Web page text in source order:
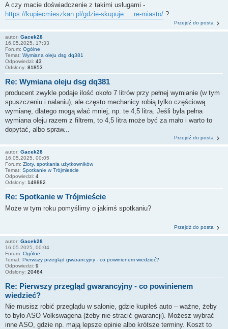
A czy macie doświadczenie z takimi usługami -
https://kupiecmieszkan.pl/gdzie-skupuje ... re-miasto/ ?
Przejdź do posta
autor: Gacek28
16.05.2025, 17:33
Forum: Ogólne
Temat: Wymiana oleju dsg dq381
Odpowiedzi: 43
Odsłony: 81853
Re: Wymiana oleju dsg dq381
producent zwykle podaje ilość około 7 litrów przy pełnej wymianie (w tym
spuszczeniu i nalaniu), ale często mechanicy robią tylko częściową
wymianę, dlatego mogą wlać mniej, np. te 4,5 litra. Jeśli była pełna
wymiana oleju razem z filtrem, to 4,5 litra może być za mało i warto to
dopytać, albo spraw...
Przejdź do posta
autor: Gacek28
16.05.2025, 00:05
Forum: Zloty, spotkania użytkowników
Temat: Spotkanie w Trójmieście
Odpowiedzi: 4
Odsłony: 149882
Re: Spotkanie w Trójmieście
Może w tym roku pomyślimy o jakimś spotkaniu?
Przejdź do posta
autor: Gacek28
16.05.2025, 00:04
Forum: Ogólne
Temat: Pierwszy przegląd gwarancyjny - co powinienem wiedzieć?
Odpowiedzi: 9
Odsłony: 20464
Re: Pierwszy przegląd gwarancyjny - co powinienem
wiedzieć?
Nie musisz robić przeglądu w salonie, gdzie kupiłeś auto – ważne, żeby
to było ASO Volkswagena (żeby nie stracić gwarancji). Możesz wybrać
inne ASO, gdzie np. mają lepsze opinie albo krótsze terminy. Koszt to